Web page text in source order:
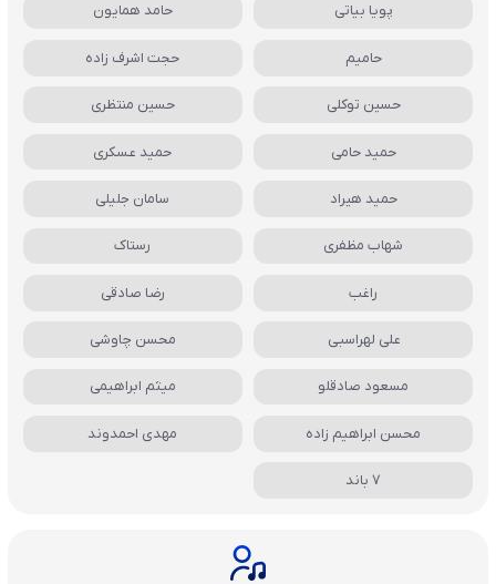
پویا بیاتی حامد همایون
حامیم حجت اشرف زاده
حسین توکلی حسین منتظری
حمید حامی حمید عسکری
حمید هیراد سامان جلیلی
شهاب مظفری رستاک
راغب رضا صادقی
علی لهراسبی محسن چاوشی
مسعود صادقلو میثم ابراهیمی
محسن ابراهیم زاده مهدی احمدوند
7 باند